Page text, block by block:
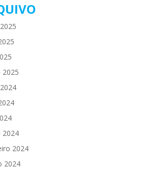
2025
2024
2024
2024